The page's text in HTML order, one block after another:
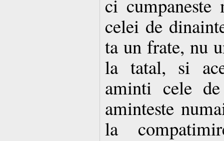
ci
celei de
ta un frate, nu
la tatal, si
aminti cele
aminteste
la